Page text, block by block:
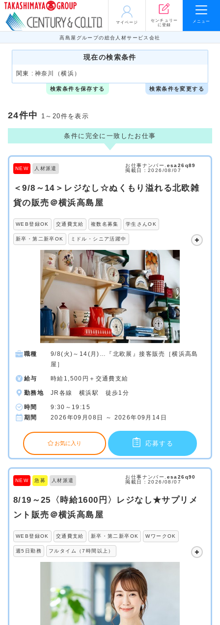
マイページ
センチュリー
に登録
メニュー
高島屋グループの総合人材サービス会社
現在の検索条件
関東 : 神奈川（横浜）
検索条件を変更する
検索条件を保存する
24件中 1～20件を表示
条件に完全に一致したお仕事
NEW 人材派遣
お仕事ナンバー. esa26q89
掲載日：2026/08/07
＜9/8～14＞レジなし☆ぬくもり溢れる北欧雑
貨の販売＠横浜高島屋
WEB登録OK 交通費支給 複数名募集 学生さんOK
新卒・第二新卒OK ミドル・シニア活躍中
職種
9/8(火)～14(月)…『北欧展』接客販売［横浜高島
屋］
給与 時給1,500円＋交通費支給
勤務地 JR各線 横浜駅 徒歩1分
時間
9:30～19:15
期間
2026年09月08日 ～ 2026年09月14日
お気に入り 応募する
NEW 急募 人材派遣
お仕事ナンバー. esa26q90
掲載日：2026/08/07
8/19～25〈時給1600円〉レジなし★サプリメ
ント販売＠横浜高島屋
WEB登録OK 交通費支給 新卒・第二新卒OK WワークOK
週5日勤務 フルタイム（7時間以上）